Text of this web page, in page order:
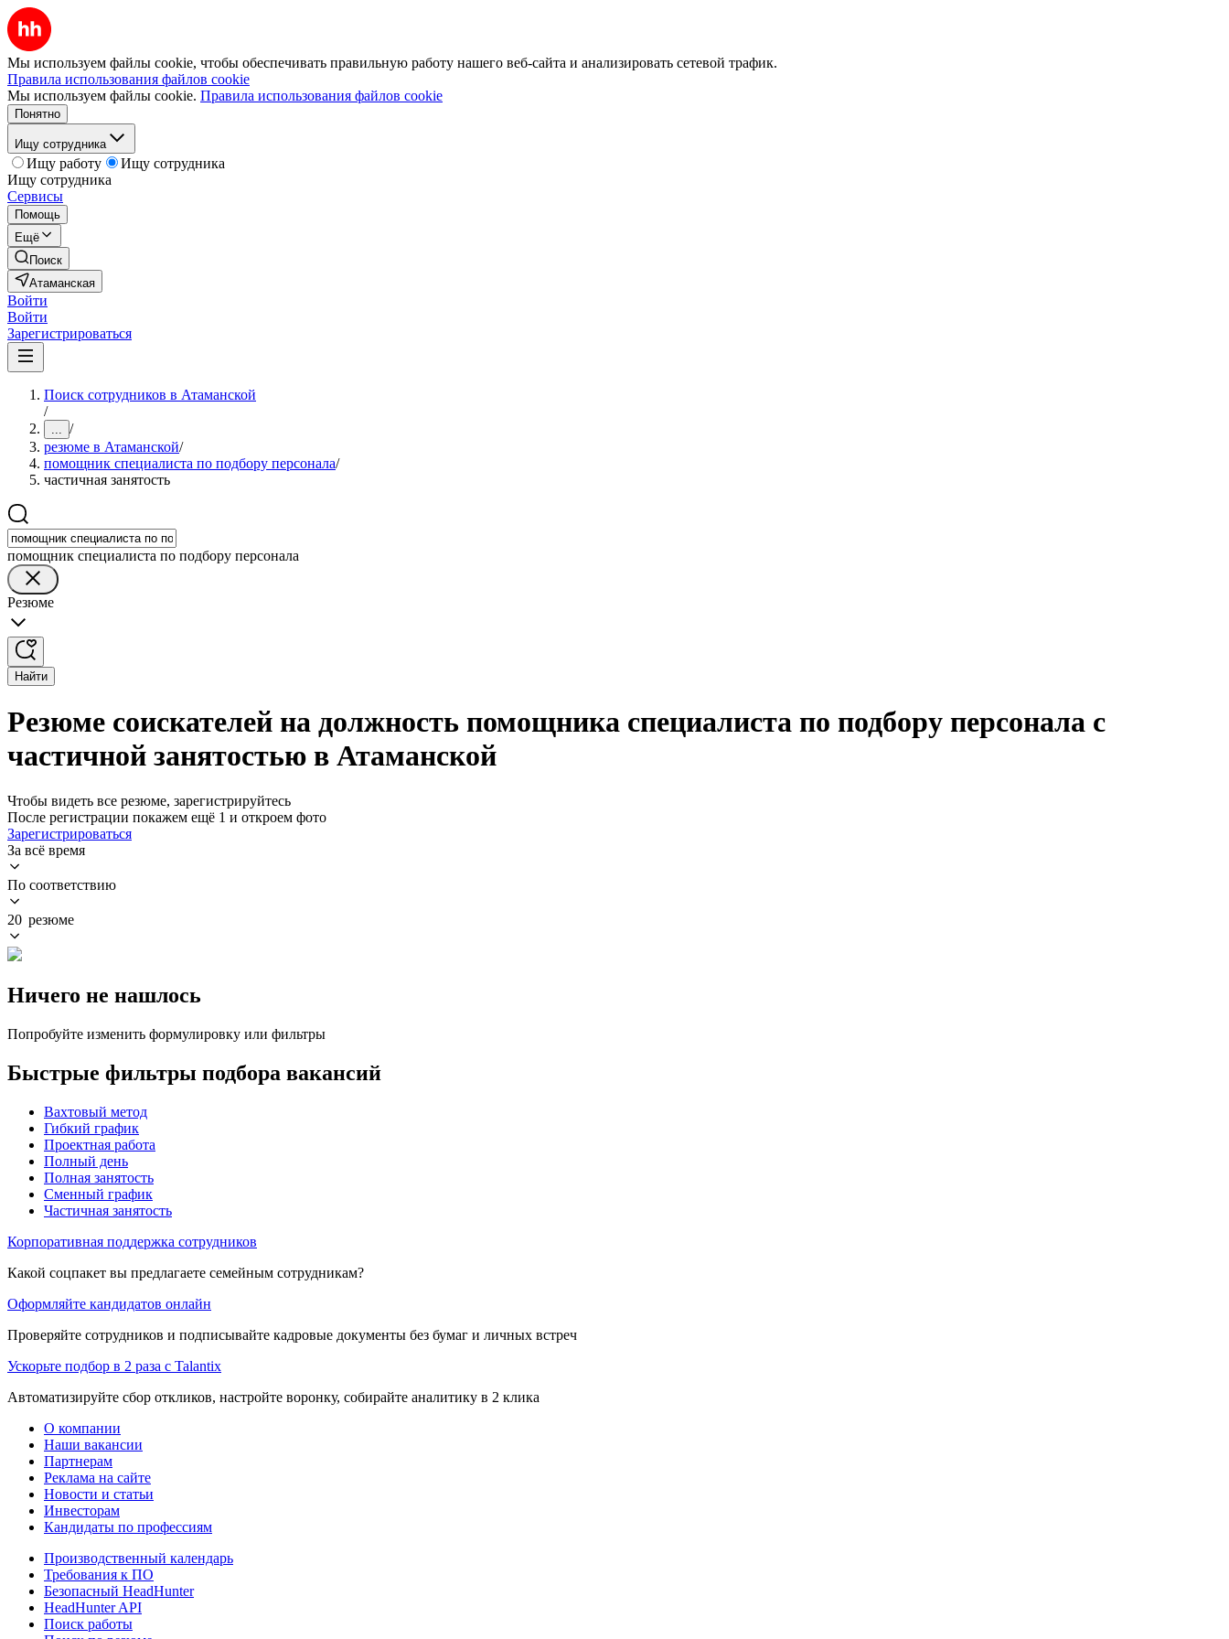
Мы используем файлы cookie, чтобы обеспечивать правильную работу нашего веб-сайта и анализировать сетевой трафик.
Правила использования файлов cookie
Мы используем файлы cookie. Правила использования файлов cookie
Понятно
Ищу сотрудника
Ищу работу
Ищу сотрудника
Ищу сотрудника
Сервисы
Помощь
Ещё
Поиск
Атаманская
Войти
Войти
Зарегистрироваться
Поиск сотрудников в Атаманской
/
... /
резюме в Атаманской/
помощник специалиста по подбору персонала/
частичная занятость
помощник специалиста по подбору персонала
Резюме
Найти
Резюме соискателей на должность помощника специалиста по подбору персонала с
частичной занятостью в Атаманской
Чтобы видеть все резюме, зарегистрируйтесь
После регистрации покажем ещё 1 и откроем фото
Зарегистрироваться
За всё время
По соответствию
20 резюме
Ничего не нашлось
Попробуйте изменить формулировку или фильтры
Быстрые фильтры подбора вакансий
Вахтовый метод
Гибкий график
Проектная работа
Полный день
Полная занятость
Сменный график
Частичная занятость
Корпоративная поддержка сотрудников
Какой соцпакет вы предлагаете семейным сотрудникам?
Оформляйте кандидатов онлайн
Проверяйте сотрудников и подписывайте кадровые документы без бумаг и личных встреч
Ускорьте подбор в 2 раза с Talantix
Автоматизируйте сбор откликов, настройте воронку, собирайте аналитику в 2 клика
О компании
Наши вакансии
Партнерам
Реклама на сайте
Новости и статьи
Инвесторам
Кандидаты по профессиям
Производственный календарь
Требования к ПО
Безопасный HeadHunter
HeadHunter API
Поиск работы